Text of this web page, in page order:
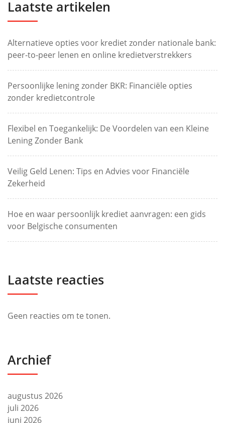
Laatste artikelen
Alternatieve opties voor krediet zonder nationale bank:
peer-to-peer lenen en online kredietverstrekkers
Persoonlijke lening zonder BKR: Financiële opties
zonder kredietcontrole
Flexibel en Toegankelijk: De Voordelen van een Kleine
Lening Zonder Bank
Veilig Geld Lenen: Tips en Advies voor Financiële
Zekerheid
Hoe en waar persoonlijk krediet aanvragen: een gids
voor Belgische consumenten
Laatste reacties
Geen reacties om te tonen.
Archief
augustus 2026
juli 2026
juni 2026